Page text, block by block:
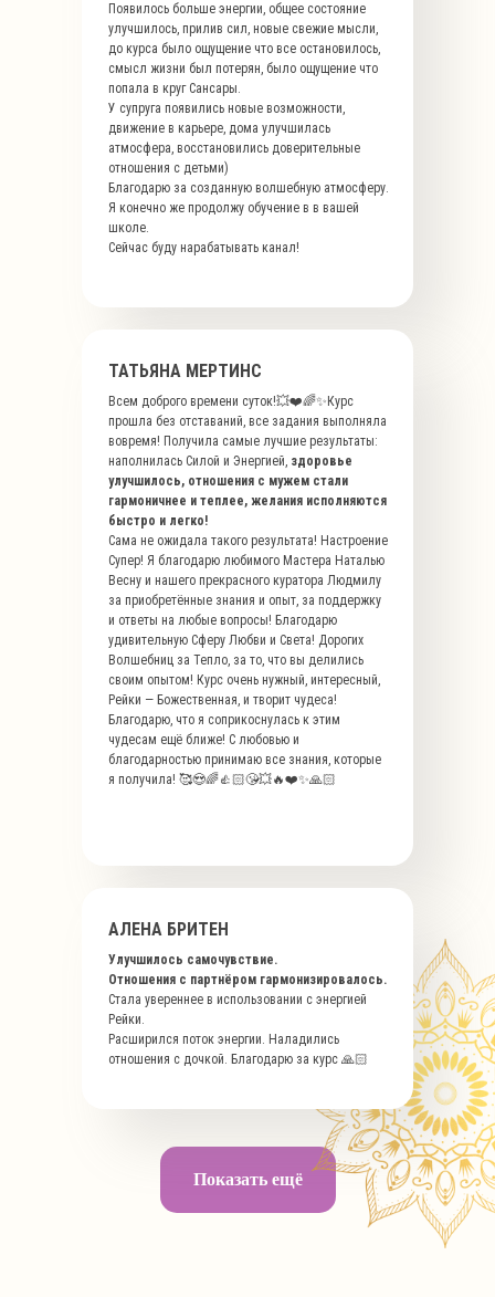
Появилось больше энергии, общее состояние
улучшилось, прилив сил, новые свежие мысли,
до курса было ощущение что все остановилось,
смысл жизни был потерян, было ощущение что
попала в круг Сансары.
У супруга появились новые возможности,
движение в карьере, дома улучшилась
атмосфера, восстановились доверительные
отношения с детьми)
Благодарю за созданную волшебную атмосферу.
Я конечно же продолжу обучение в в вашей
школе.
Сейчас буду нарабатывать канал!
ТАТЬЯНА МЕРТИНС
Всем доброго времени суток!💥❤️🌈✨Курс
прошла без отставаний, все задания выполняла
вовремя! Получила самые лучшие результаты:
наполнилась Силой и Энергией, здоровье
улучшилось, отношения с мужем стали
гармоничнее и теплее, желания исполняются
быстро и легко!
Сама не ожидала такого результата! Настроение
Супер! Я благодарю любимого Мастера Наталью
Весну и нашего прекрасного куратора Людмилу
за приобретённые знания и опыт, за поддержку
и ответы на любые вопросы! Благодарю
удивительную Сферу Любви и Света! Дорогих
Волшебниц за Тепло, за то, что вы делились
своим опытом! Курс очень нужный, интересный,
Рейки — Божественная, и творит чудеса!
Благодарю, что я соприкоснулась к этим
чудесам ещё ближе! С любовью и
благодарностью принимаю все знания, которые
я получила! 🥰😍🌈👍🏻😘💥🔥❤️✨🙏🏻
АЛЕНА БРИТЕН
Улучшилось самочувствие.
Отношения с партнёром гармонизировалось.
Стала увереннее в использовании с энергией
Рейки.
Расширился поток энергии. Наладились
отношения с дочкой. Благодарю за курс 🙏🏻
Показать ещё